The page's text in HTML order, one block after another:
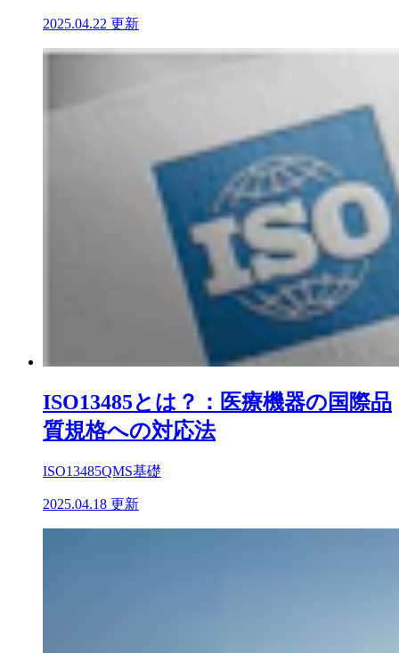
2025.04.22 更新
ISO13485とは？：医療機器の国際品
質規格への対応法
ISO13485QMS基礎
2025.04.18 更新